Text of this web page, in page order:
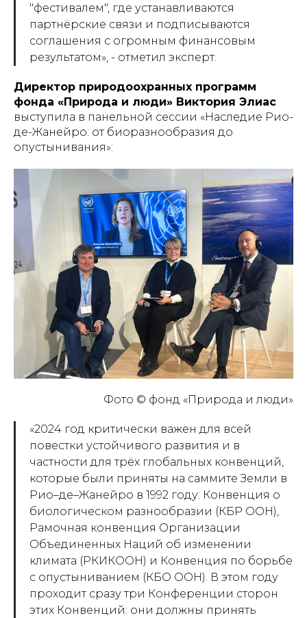
"фестивалем", где устанавливаются
партнёрские связи и подписываются
соглашения с огромным финансовым
результатом», - отметил эксперт.
Директор природоохранных программ
фонда «Природа и люди» Виктория Элиас
выступила в панельной сессии «Наследие Рио-
де-Жанейро: от биоразнообразия до
опустынивания»:
Фото © фонд «Природа и люди»
«2024 год критически важен для всей
повестки устойчивого развития и в
частности для трёх глобальных конвенций,
которые были приняты на саммите Земли в
Рио–де–Жанейро в 1992 году: Конвенция о
биологическом разнообразии (КБР ООН),
Рамочная конвенция Организации
Объединенных Наций об изменении
климата (РКИКООН) и Конвенция по борьбе
с опустыниванием (КБО ООН). В этом году
проходит сразу три Конференции сторон
этих Конвенций: они должны принять